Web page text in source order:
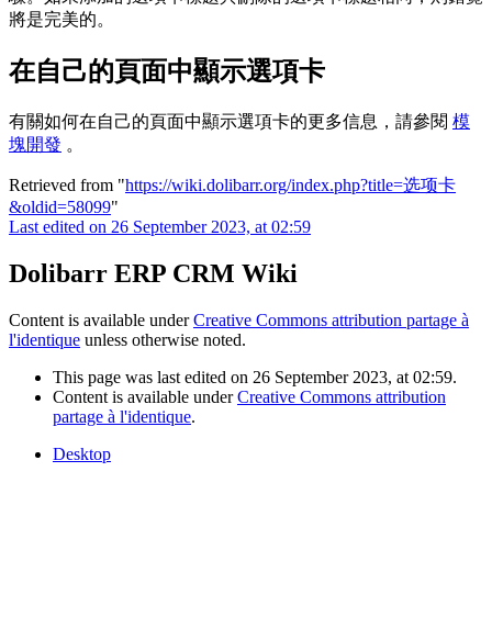
將是完美的。
在自己的頁面中顯示選項卡
有關如何在自己的頁面中顯示選項卡的更多信息，請參閱 模
塊開發 。
Retrieved from "https://wiki.dolibarr.org/index.php?title=选项卡
&oldid=58099"
Last edited on 26 September 2023, at 02:59
Dolibarr ERP CRM Wiki
Content is available underCreative Commons attribution partage à
l'identique unless otherwise noted.
This page was last edited on 26 September 2023, at 02:59.
Content is available underCreative Commons attribution
partage à l'identique.
Desktop